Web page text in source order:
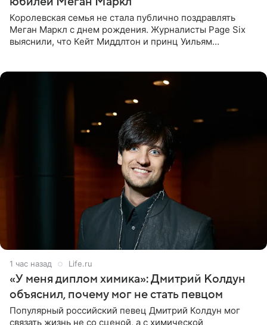
Королевская семья не стала публично поздравлять
Меган Маркл с днем рождения. Журналисты Page Six
выяснили, что Кейт Миддлтон и принц Уильям
1 час назад Life.ru
«У меня диплом химика»: Дмитрий Колдун
объяснил, почему мог не стать певцом
Популярный российский певец Дмитрий Колдун мог
связать жизнь не со сценой, а с химической